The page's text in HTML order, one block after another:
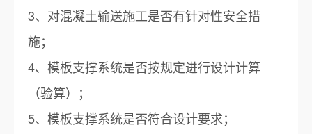
3、对混凝土输送施工是否有针对性安全措
施；
4、模板支撑系统是否按规定进行设计计算
（验算）；
5、模板支撑系统是否符合设计要求；